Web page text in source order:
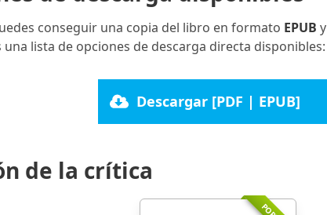
conseguir una copia del libro en formato EPUB y
lista de opciones de descarga directa disponibles:
Descargar [PDF | EPUB]
de la crítica